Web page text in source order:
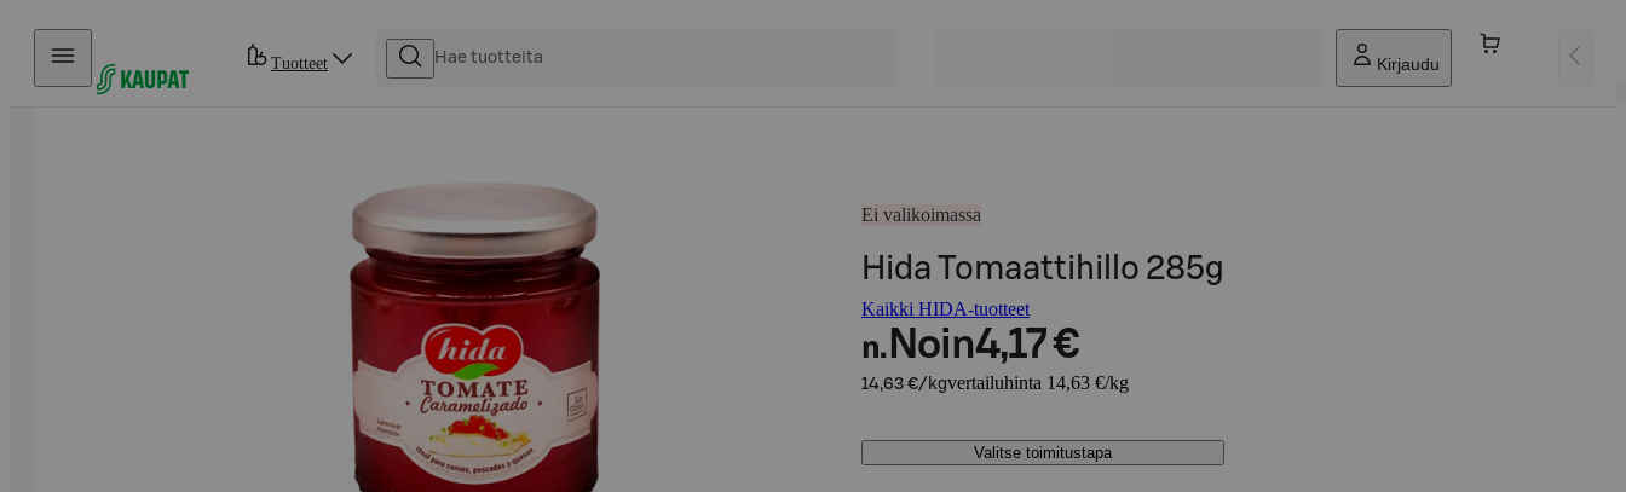
Hyppää sisältöön
Tuotteet Kirjaudu
Ei valikoimassa
Hida Tomaattihillo 285g
Kaikki HIDA-tuotteet
n. Noin4,17 €
14,63 €/kgvertailuhinta 14,63 €/kg
Valitse toimitustapa